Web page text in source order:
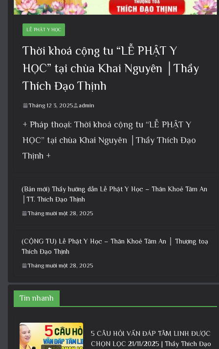
LỄ PHẬT Y HỌC
Thời khoá cộng tu “LỄ PHẬT Y
HỌC” tại chùa Khai Nguyên │Thầy
Thích Đạo Thịnh
Tháng 12 3, 2025 admin
+ Pháp thoại: Thời khoá cộng tu “LỄ PHẬT Y
HỌC” tại chùa Khai Nguyên │Thầy Thích Đạo
Thịnh +
(Bản mới) Thầy hướng dẫn Lễ Phật Y Học – Thân Khoẻ Tâm An
│TT. Thích Đạo Thịnh
Tháng mười một 28, 2025
(CỘNG TU) Lễ Phật Y Học – Thân Khoẻ Tâm An │ Thượng toạ
Thích Đạo Thịnh
Tháng mười một 28, 2025
Tin nhanh
5 CÂU HỎI VẤN ĐÁP TÂM LINH ĐƯỢC
CHỌN LỌC 21/11/2025 | Thầy Thích Đạo